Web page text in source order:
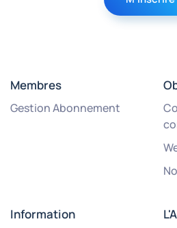
Membres
Gestion Abonnement
Information